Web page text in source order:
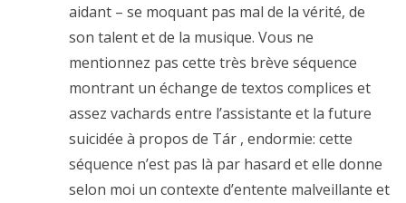
aidant – se moquant pas mal de la vérité, de
son talent et de la musique. Vous ne
mentionnez pas cette très brève séquence
montrant un échange de textos complices et
assez vachards entre l’assistante et la future
suicidée à propos de Tár , endormie: cette
séquence n’est pas là par hasard et elle donne
selon moi un contexte d’entente malveillante et